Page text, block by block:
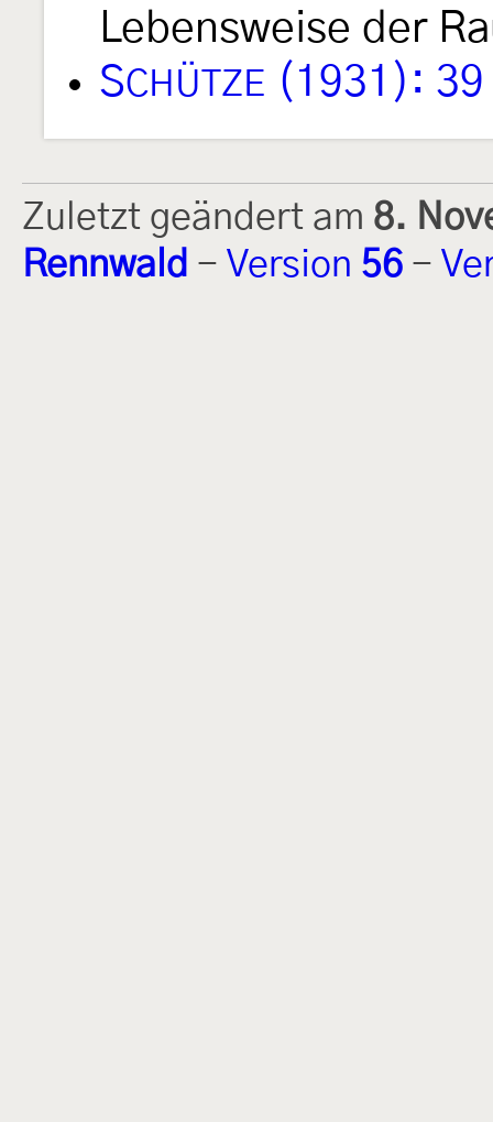
Lebensweise der
SCHÜTZE (1931): 39
Zuletzt geändert am 8.
Rennwald - Version 56 -